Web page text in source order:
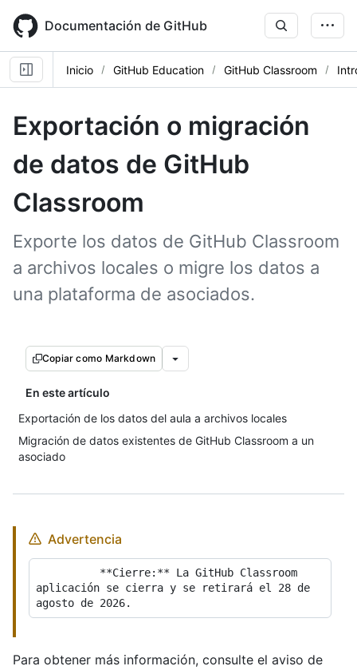
main
content
Documentación de GitHub
Inicio GitHub Education GitHub Classroom
Exportación o migración
de datos de GitHub
Classroom
Exporte los datos de GitHub Classroom
a archivos locales o migre los datos a
una plataforma de asociados.
Copiar como Markdown
En este artículo
Exportación de los datos del aula a archivos locales
Migración de datos existentes de GitHub Classroom a un
asociado
Advertencia
aplicación se cierra y se retirará el 28 de
Para obtener más información, consulte el aviso de